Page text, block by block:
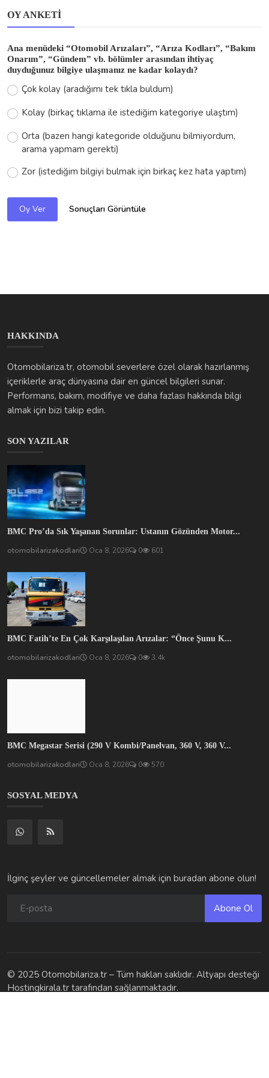
Onarım”, “Gündem” vb. bölümler arasından ihtiyaç
Kolay (birkaç tıklama ile istediğim kategoriye ulaştım)
Orta (bazen hangi kategoride olduğunu bilmiyordum,
içeriklerle araç dünyasına dair en güncel bilgileri sunar.
almak için bizi takip edin.
SON YAZILAR
BMC Pro’da Sık Yaşanan Sorunlar: Ustanın Gözünden Motor...
otomobilarizakodlari
BMC Fatih’te En Çok Karşılaşılan Arızalar: “Önce Şunu K...
otomobilarizakodlari
SOSYAL MEDYA
İlginç şeyler ve güncellemeler almak için buradan abone olun!